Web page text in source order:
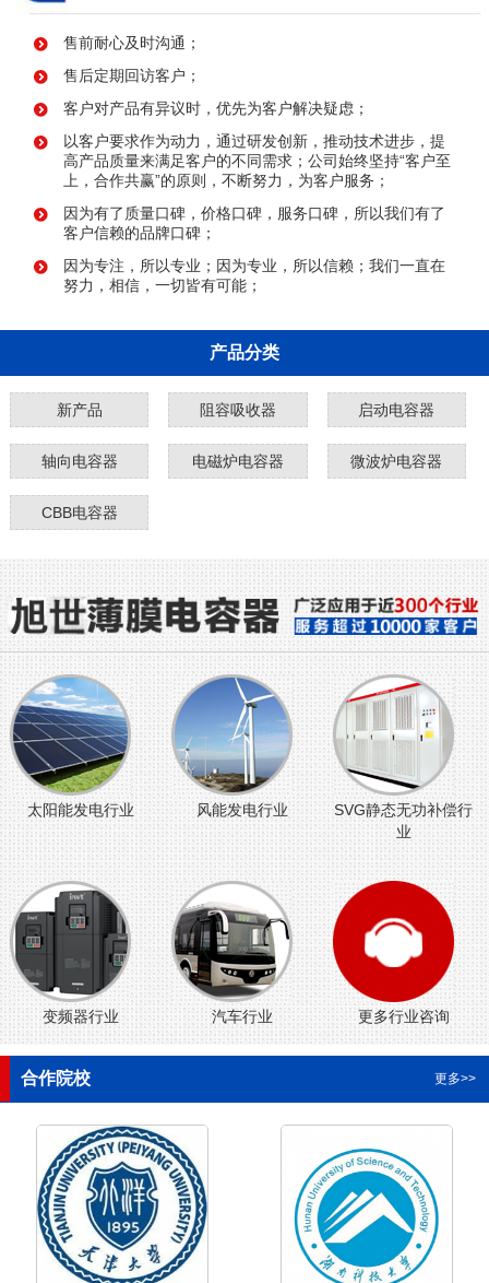
售前耐心及时沟通；
售后定期回访客户；
客户对产品有异议时，优先为客户解决疑虑；
以客户要求作为动力，通过研发创新，推动技术进步，提
高产品质量来满足客户的不同需求；公司始终坚持“客户至
上，合作共赢”的原则，不断努力，为客户服务；
因为有了质量口碑，价格口碑，服务口碑，所以我们有了
客户信赖的品牌口碑；
因为专注，所以专业；因为专业，所以信赖；我们一直在
努力，相信，一切皆有可能；
产品分类
新产品 阻容吸收器 启动电容器
轴向电容器 电磁炉电容器 微波炉电容器
CBB电容器
太阳能发电行业 风能发电行业
SVG静态无功补偿行
业
变频器行业 汽车行业 更多行业咨询
合作院校 更多>>